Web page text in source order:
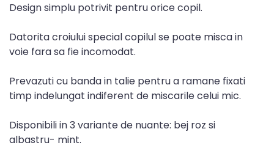
Design simplu potrivit pentru orice copil.
Datorita croiului special copilul se poate misca in
voie fara sa fie incomodat.
Prevazuti cu banda in talie pentru a ramane fixati
timp indelungat indiferent de miscarile celui mic.
Disponibili in 3 variante de nuante: bej roz si
albastru- mint.